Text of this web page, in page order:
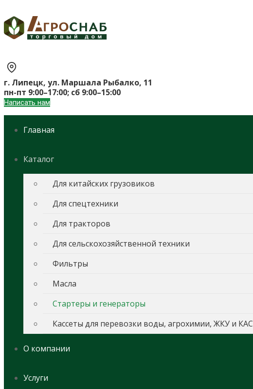
г. Липецк, ул. Маршала Рыбалко, 11
пн-пт 9:00–17:00; сб 9:00–15:00
Написать нам
Главная
Каталог
Для китайских грузовиков
Для спецтехники
Для тракторов
Для сельскохозяйственной техники
Фильтры
Масла
Стартеры и генераторы
Кассеты для перевозки воды, агрохимии, ЖКУ и КАС
О компании
Услуги